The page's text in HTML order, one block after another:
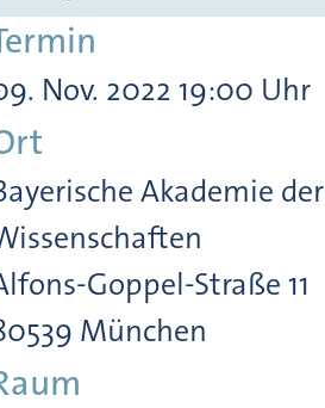
Nov. 2022 19:00 Uhr
Akademie der
Goppel-Straße 11
München